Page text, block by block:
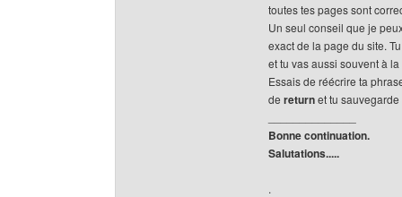
toutes tes pages sont
Un seul conseil que je
exact de la page du site.
et tu vas aussi souvent à
Essais de réécrire ta
de returnet tu sauvegarde
Bonne continuation.
Salutations.....
.